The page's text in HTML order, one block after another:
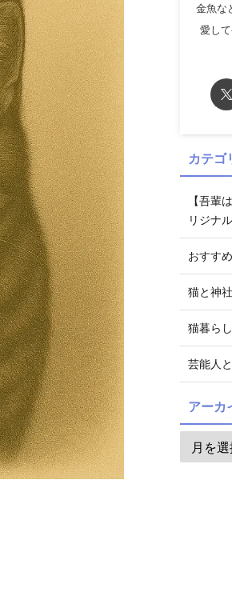
金魚な
愛し
カテゴ
【吾輩
リジナ
おすすめ
猫と神社
猫暮らし
芸能人
アーカ